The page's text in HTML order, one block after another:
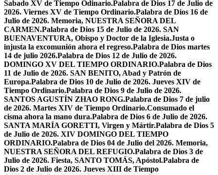
Sabado XV de Tiempo Odinario.Palabra de Dios 17 de Julio de
2026. Viernes XV de Tiempo Ordinario.Palabra de Dios 16 de
Julio de 2026. Memoria, NUESTRA SEÑORA DEL
CARMEN.Palabra de Dios 15 de Julio de 2026. SAN
BUENAVENTURA, Obispo y Doctor de la Iglesia.Justa o
injusta la excomunión ahora el regreso.Palabra de Dios martes
14 de julio 2026.Palabra de Dios 12 de Julio de 2026.
DOMINGO XV DEL TIEMPO ORDINARIO.Palabra de Dios
11 de Julio de 2026. SAN BENITO, Abad y Patrón de
Europa.Palabra de Dios 10 de Julio de 2026. Jueves XIV de
Tiempo Ordinario.Palabra de Dios 9 de Julio de 2026.
SANTOS AGUSTÍN ZHAO RONG.Palabra de Dios 7 de julio
de 2026. Martes XIV de Tiempo Ordinario.Consumado el
cisma ahora la mano dura.Palabra de Dios 6 de Julio de 2026.
SANTA MARÍA GORETTI, Virgen y Mártir.Palabra de Dios 5
de Julio de 2026. XIV DOMINGO DEL TIEMPO
ORDINARIO.Palabra de Dios 04 de Julio del 2026. Memoria,
NUESTRA SEÑORA DEL REFUGIO.Palabra de Dios 3 de
Julio de 2026. Fiesta, SANTO TOMÁS, Apóstol.Palabra de
Dios 2 de Julio de 2026. Jueves XIII de Tiempo